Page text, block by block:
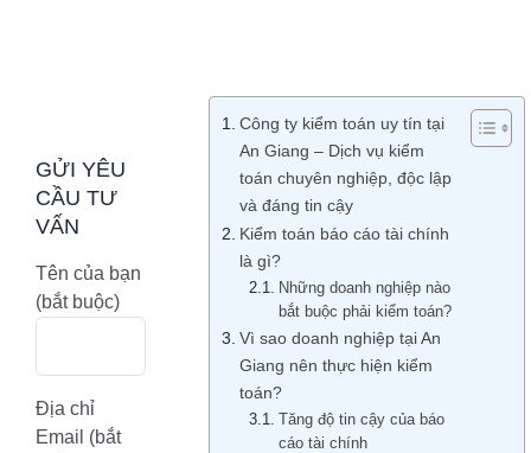
Công ty kiểm toán uy tín tại
An Giang – Dịch vụ kiểm
toán chuyên nghiệp, độc lập
và đáng tin cậy
Kiểm toán báo cáo tài chính
là gì?
Những doanh nghiệp nào
bắt buộc phải kiểm toán?
Vì sao doanh nghiệp tại An
Giang nên thực hiện kiểm
toán?
Tăng độ tin cậy của báo
cáo tài chính
GỬI YÊU
CẦU TƯ
VẤN
Tên của bạn
(bắt buộc)
Địa chỉ
Email (bắt